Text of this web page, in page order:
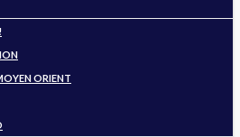
ORIENT